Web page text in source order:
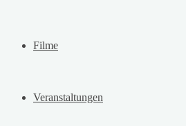
Filme
Veranstaltungen